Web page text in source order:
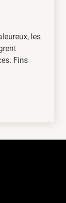
les
Fins